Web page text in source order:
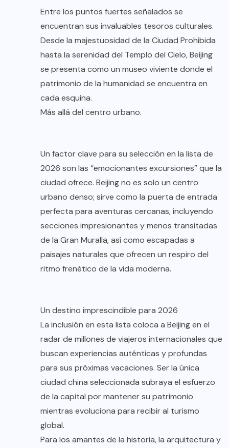
Entre los puntos fuertes señalados se
encuentran sus invaluables tesoros culturales.
Desde la majestuosidad de la Ciudad Prohibida
hasta la serenidad del Templo del Cielo, Beijing
se presenta como un museo viviente donde el
patrimonio de la humanidad se encuentra en
cada esquina.
Más allá del centro urbano.
Un factor clave para su selección en la lista de
2026 son las “emocionantes excursiones” que la
ciudad ofrece. Beijing no es solo un centro
urbano denso; sirve como la puerta de entrada
perfecta para aventuras cercanas, incluyendo
secciones impresionantes y menos transitadas
de la Gran Muralla, así como escapadas a
paisajes naturales que ofrecen un respiro del
ritmo frenético de la vida moderna.
Un destino imprescindible para 2026
La inclusión en esta lista coloca a Beijing en el
radar de millones de viajeros internacionales que
buscan experiencias auténticas y profundas
para sus próximas vacaciones. Ser la única
ciudad china seleccionada subraya el esfuerzo
de la capital por mantener su patrimonio
mientras evoluciona para recibir al turismo
global.
Para los amantes de la historia, la arquitectura y